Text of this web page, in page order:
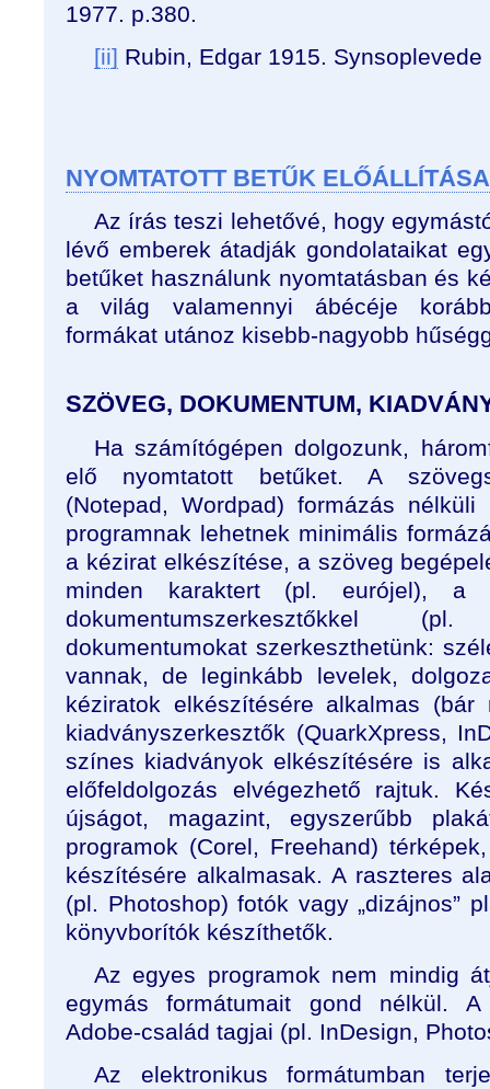
1977. p.380.
[ii] Rubin, Edgar 1915. Synsoplevede
NYOMTATOTT BETŰK ELŐÁLLÍTÁSA
Az írás teszi lehetővé, hogy
lévő emberek átadják gondolataikat
betűket használunk nyomtatásban és
a világ valamennyi ábécéje
formákat utánoz kisebb-nagyobb
SZÖVEG, DOKUMENTUM,
Ha számítógépen dolgozunk,
elő nyomtatott betűket. A
(Notepad, Wordpad) formázás
programnak lehetnek minimális
a kézirat elkészítése, a szöveg
minden karaktert (pl. eurójel), a
dokumentumszerkesztőkkel
dokumentumokat szerkeszthetünk:
vannak, de leginkább levelek,
kéziratok elkészítésére alkalmas
kiadványszerkesztők (QuarkXpress,
színes kiadványok elkészítésére is
előfeldolgozás elvégezhető rajtuk.
újságot, magazint, egyszerűbb
programok (Corel, Freehand)
készítésére alkalmasak. A raszteres
(pl. Photoshop) fotók vagy „dizájnos”
könyvborítók készíthetők.
Az egyes programok nem mindig
egymás formátumait gond nélkül.
Adobe-család tagjai (pl. InDesign,
Az elektronikus formátumban